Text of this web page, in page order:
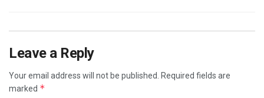
Leave a Reply
Your email address will not be published.
Required fields are
marked *